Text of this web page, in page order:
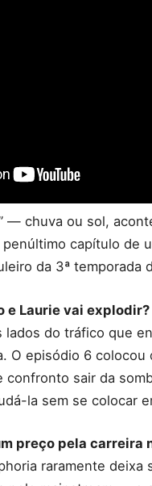
— chuva ou sol,
capítulo de
da 3ª temporada
e Laurie vai explodir?
lados do tráfico que
O episódio 6
confronto sair da
la sem se colocar
preço pela carreira
raramente